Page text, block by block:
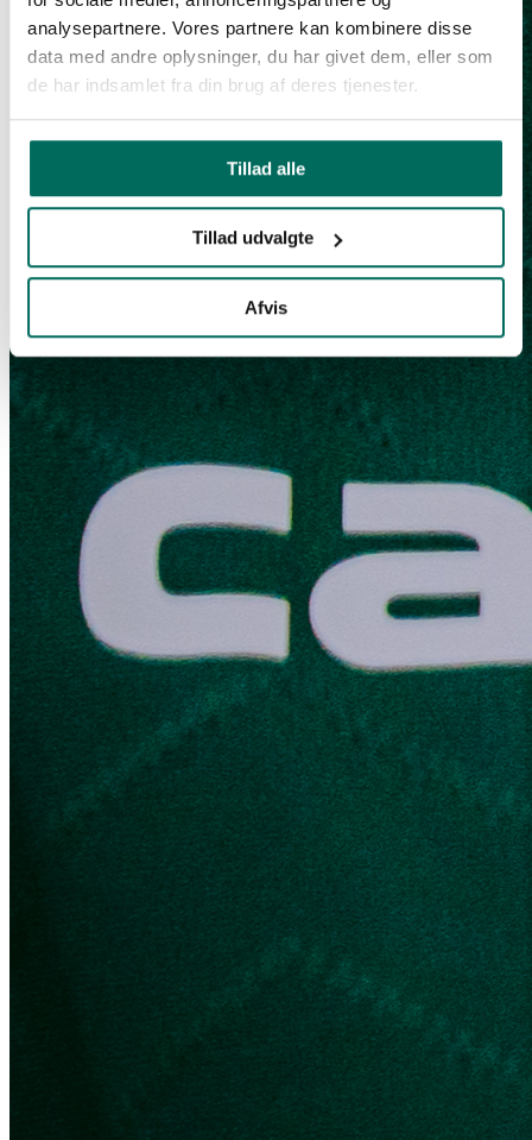
analysepartnere. Vores partnere kan kombinere disse
data med andre oplysninger, du har givet dem, eller som
de har indsamlet fra din brug af deres tjenester.
Tillad alle
Tillad udvalgte
Afvis